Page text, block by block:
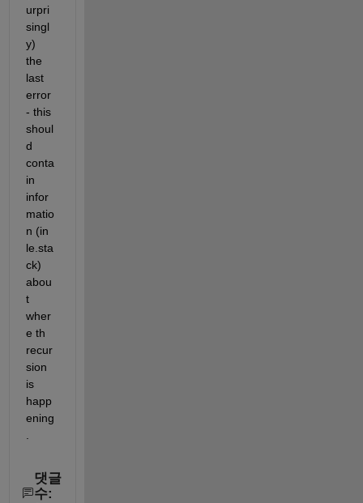
urpri
singl
y)
the
last
error
- this
shoul
d
conta
in
infor
matio
n (in
le.sta
ck)
abou
t
wher
e th
recur
sion
is
happ
ening
댓글
수: